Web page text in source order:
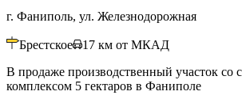
г. Фаниполь, ул. Железнодорожная
Брестское 17 км от МКАД
В продаже производственный участок со
комплексом 5 гектаров в Фаниполе